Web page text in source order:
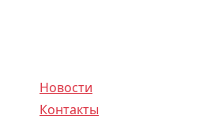
Новости
Контакты